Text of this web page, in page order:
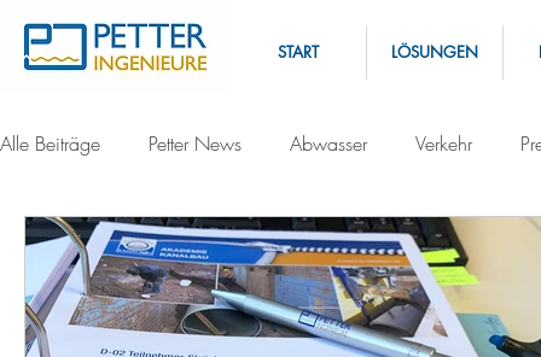
START LÖSUNGEN
Alle Beiträge Petter News Abwasser Verkehr